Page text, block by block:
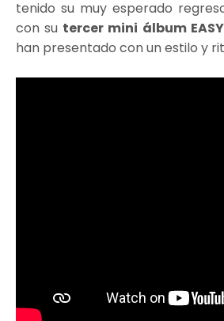
tenido su muy esperado
con su tercer mini álbum EASY
han presentado con un estilo y